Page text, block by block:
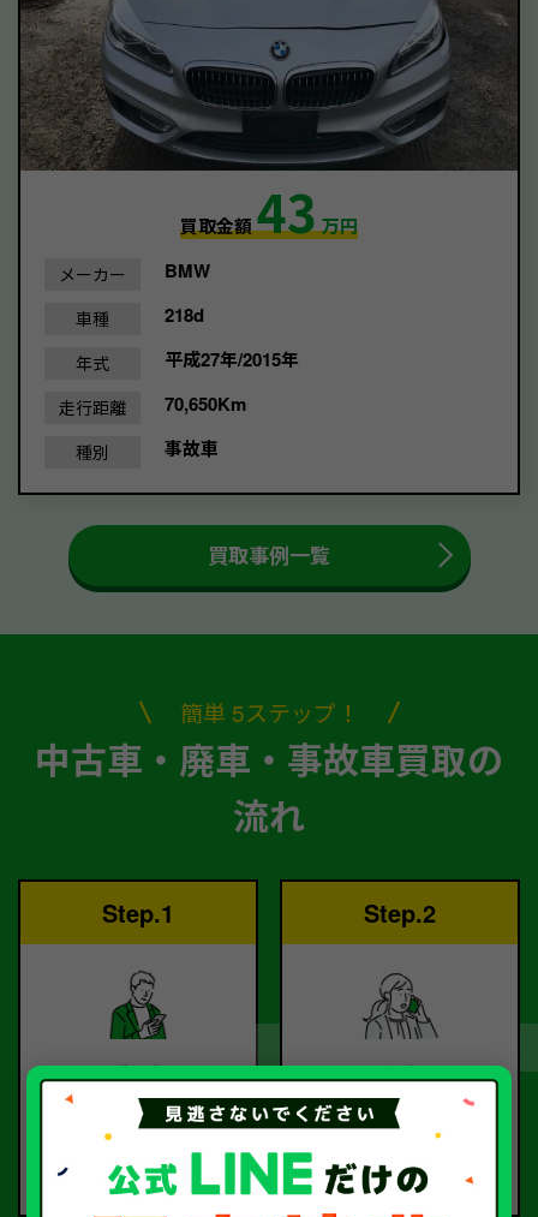
買取金額43万円
メーカー BMW
車種 218d
年式 平成27年/2015年
走行距離 70,650Km
種別 事故車
買取事例一覧
簡単 5ステップ！
中古車・廃車・事故車買取の
流れ
Step.1
ご依頼
お電話または査定フォー
ご依頼ください。
Step.2
査定
査定のプロが
お電話で回答いたしま
す。